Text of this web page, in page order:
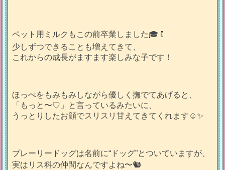
ペット用ミルクもこの前卒業しました🎓🍼
少しずつできることも増えてきて、
これからの成長がますます楽しみな子です！
ほっぺをもみもみしながら優しく撫でてあげると、
「もっと〜♡」と言っているみたいに、
うっとりしたお顔でスリスリ甘えてきてくれます☺️✨
プレーリードッグは名前に“ドッグ”とついていますが、
実はリス科の仲間なんですよね〜🐿️